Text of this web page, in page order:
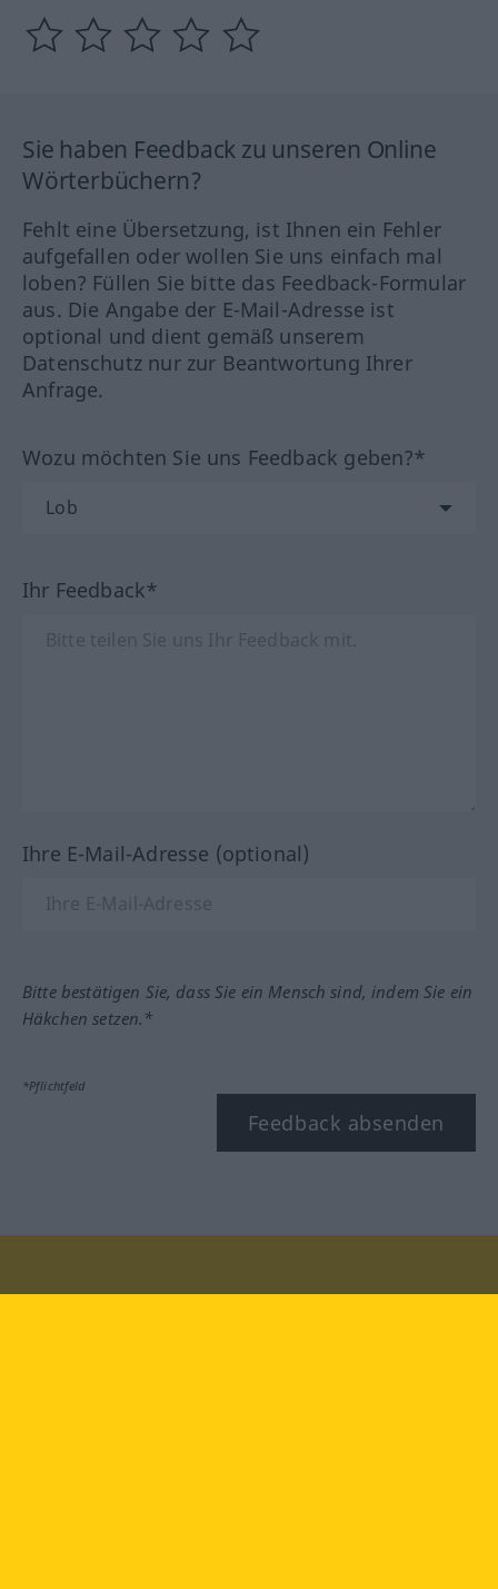
Sie haben Feedback zu unseren Online
Wörterbüchern?
Fehlt eine Übersetzung, ist Ihnen ein Fehler
aufgefallen oder wollen Sie uns einfach mal
loben? Füllen Sie bitte das Feedback-Formular
aus. Die Angabe der E-Mail-Adresse ist
optional und dient gemäß unserem
Datenschutz nur zur Beantwortung Ihrer
Anfrage.
Wozu möchten Sie uns Feedback geben?*
Ihr Feedback*
Ihre E-Mail-Adresse (optional)
Bitte bestätigen Sie, dass Sie ein Mensch sind, indem Sie ein
Häkchen setzen.*
*Pflichtfeld
Feedback absenden
Besuchen Sie uns auf: